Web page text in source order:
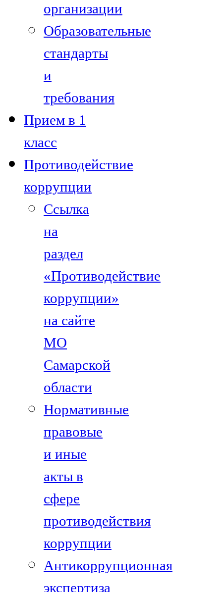
организации
Образовательные
стандарты
и
требования
Прием в 1
класс
Противодействие
коррупции
Ссылка
на
раздел
«Противодействие
коррупции»
на сайте
МО
Самарской
области
Нормативные
правовые
и иные
акты в
сфере
противодействия
коррупции
Антикоррупционная
экспертиза